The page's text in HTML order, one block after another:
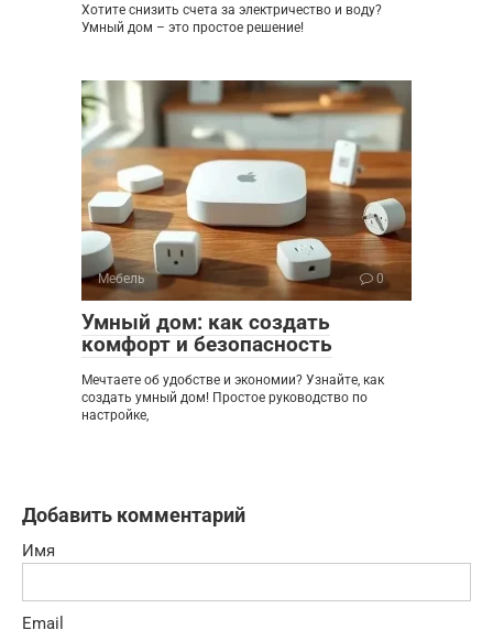
Хотите снизить счета за электричество и воду?
Умный дом – это простое решение!
Мебель 0
Умный дом: как создать
комфорт и безопасность
Мечтаете об удобстве и экономии? Узнайте, как
создать умный дом! Простое руководство по
настройке,
Добавить комментарий
Имя
Email